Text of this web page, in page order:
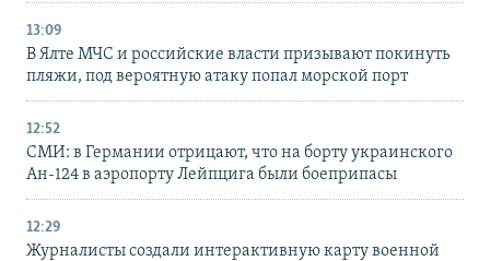
13:09
В Ялте МЧС и российские власти призывают покинуть
пляжи, под вероятную атаку попал морской порт
12:52
СМИ: в Германии отрицают, что на борту украинского
Ан-124 в аэропорту Лейпцига были боеприпасы
12:29
Журналисты создали интерактивную карту военной